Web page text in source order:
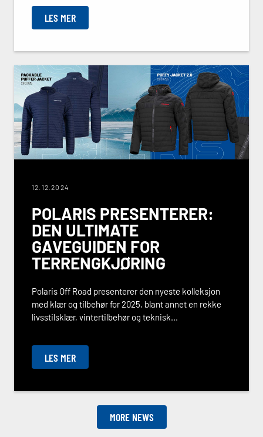
LES MER
12.12.2024
POLARIS PRESENTERER:
DEN ULTIMATE
GAVEGUIDEN FOR
TERRENGKJØRING
Polaris Off Road presenterer den nyeste kolleksjon
med klær og tilbehør for 2025, blant annet en rekke
livsstilsklær, vintertilbehør og teknisk...
LES MER
MORE NEWS